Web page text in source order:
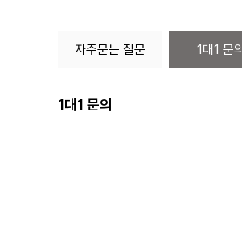
자주묻는 질문 1대1 문의
1대1 문의